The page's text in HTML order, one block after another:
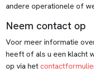
andere operationele of
Neem contact op
Voor meer informatie
heeft of als u een klacht
op via het